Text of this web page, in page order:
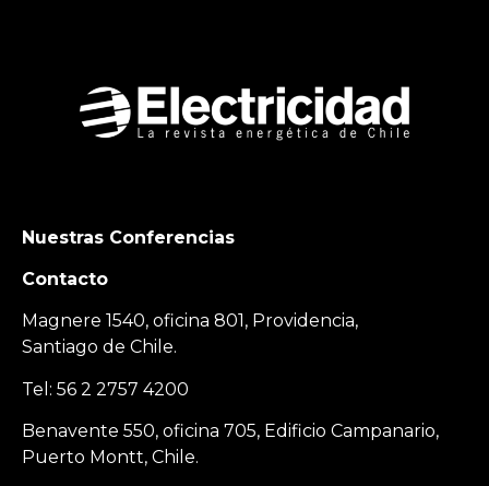
Nuestras Conferencias
Contacto
Magnere 1540, oficina 801, Providencia,
Santiago de Chile.
Tel: 56 2 2757 4200
Benavente 550, oficina 705, Edificio Campanario,
Puerto Montt, Chile.